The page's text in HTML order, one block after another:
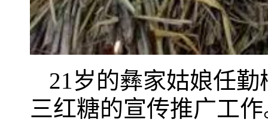
21岁的彝家姑娘任
三红糖的宣传推广工